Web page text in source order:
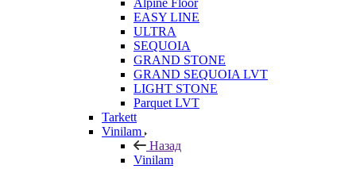
Alpine Floor
EASY LINE
ULTRA
SEQUOIA
GRAND STONE
GRAND SEQUOIA LVT
LIGHT STONE
Parquet LVT
Tarkett
Vinilam
Назад
Vinilam